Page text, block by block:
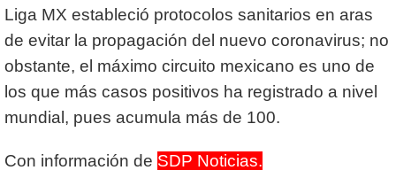
Liga MX estableció protocolos sanitarios en aras
de evitar la propagación del nuevo coronavirus; no
obstante, el máximo circuito mexicano es uno de
los que más casos positivos ha registrado a nivel
mundial, pues acumula más de 100.
Con información de SDP Noticias.